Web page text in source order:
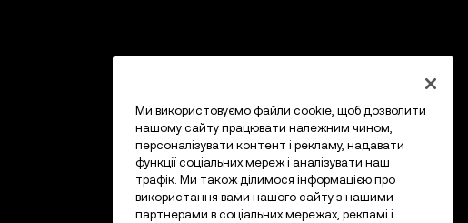
Ми використовуємо файли cookie, щоб дозволити
нашому сайту працювати належним чином,
персоналізувати контент і рекламу, надавати
функції соціальних мереж і аналізувати наш
трафік. Ми також ділимося інформацією про
використання вами нашого сайту з нашими
партнерами в соціальних мережах, рекламі і